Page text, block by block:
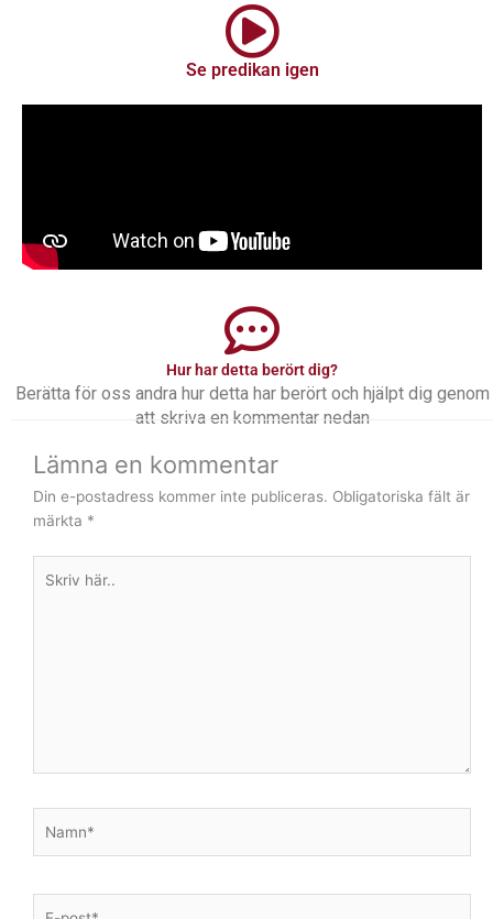
Se predikan igen
Hur har detta berört dig?
Berätta för oss andra hur detta har berört och hjälpt dig genom
att skriva en kommentar nedan
Lämna en kommentar
Din e-postadress kommer inte publiceras. Obligatoriska fält är
märkta *
här..